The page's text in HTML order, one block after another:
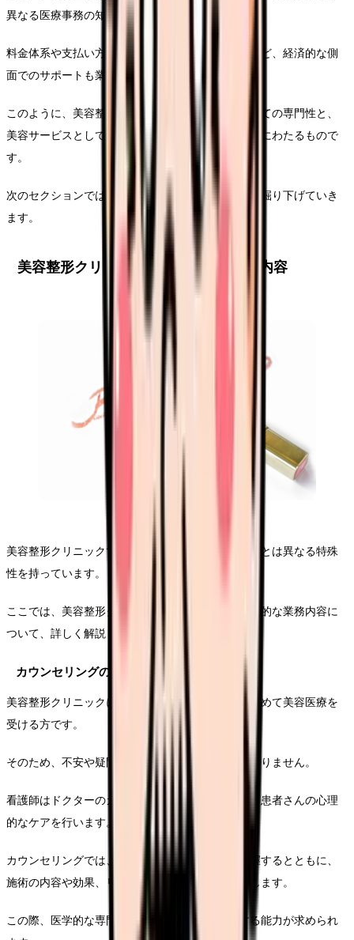
異なる医療事務の知識も必要となることがあります。
料金体系や支払い方法の説明、医療ローンの案内など、経済的な側
面でのサポートも業務の一部となります。
このように、美容整形看護師の業務は医療行為としての専門性と、
美容サービスとしての側面を併せ持つ、非常に多岐にわたるもので
す。
次のセクションでは、これらの業務をより具体的に掘り下げていき
ます。
美容整形クリニックでの具体的な業務内容
美容整形クリニックでの看護師の業務は、一般病院とは異なる特殊
性を持っています。
ここでは、美容整形クリニックで働く看護師の具体的な業務内容に
ついて、詳しく解説していきます。
カウンセリングのサポート
美容整形クリニックに訪れる患者さんの多くは、初めて美容医療を
受ける方です。
そのため、不安や疑問を抱えていることが少なくありません。
看護師はドクターのカウンセリングをサポートし、患者さんの心理
的なケアを行います。
カウンセリングでは、患者さんの希望を正確に把握するとともに、
施術の内容や効果、リスクについても丁寧に説明します。
この際、医学的な専門用語をわかりやすく説明する能力が求められ